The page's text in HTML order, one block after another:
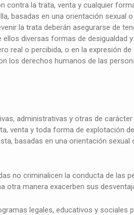
contra la trata, venta y cualquier
basadas en una orientación sexual
la trata deberán asegurarse de
ellos diversas formas de desigualdad
real o percibida, o en la expresión
los derechos humanos de las
administrativas y otras de carácter
venta y toda forma de explotación
basadas en una orientación sexual
no criminalicen la conducta de las
otra manera exacerben sus
legales, educativos y sociales